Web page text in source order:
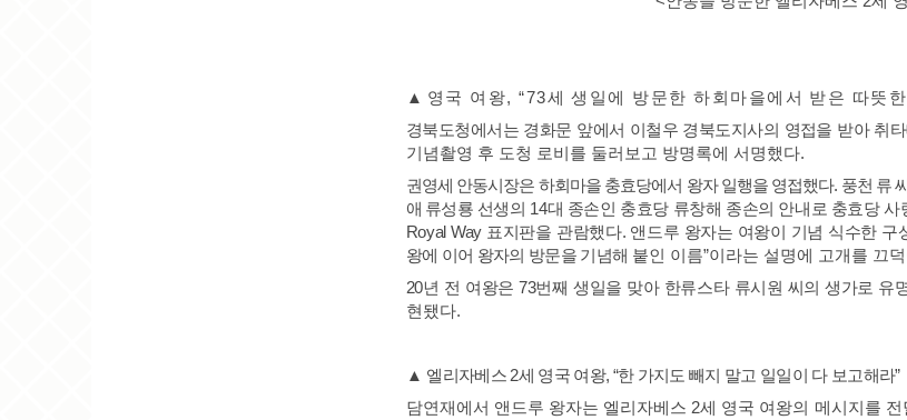
▲ 영국 여왕, “73세 생일에 방문한 하회마을에서 받은 따뜻
경북도청에서는 경화문 앞에서 이철우 경북도지사의 영접을 받아 취타
기념촬영 후 도청 로비를 둘러보고 방명록에 서명했다.
권영세 안동시장은 하회마을 충효당에서 왕자 일행을 영접했다. 풍천 류 씨
애 류성룡 선생의 14대 종손인 충효당 류창해 종손의 안내로 충효당 사
Royal Way 표지판을 관람했다. 앤드루 왕자는 여왕이 기념 식수한 구
왕에 이어 왕자의 방문을 기념해 붙인 이름”이라는 설명에 고개를 끄
20년 전 여왕은73번째 생일을 맞아 한류스타 류시원 씨의 생가로 유
현됐다.
▲ 엘리자베스 2세 영국 여왕, “한 가지도 빼지 말고 일일이 다 보고해라”
담연재에서 앤드루 왕자는 엘리자베스 2세 영국 여왕의 메시지를 전